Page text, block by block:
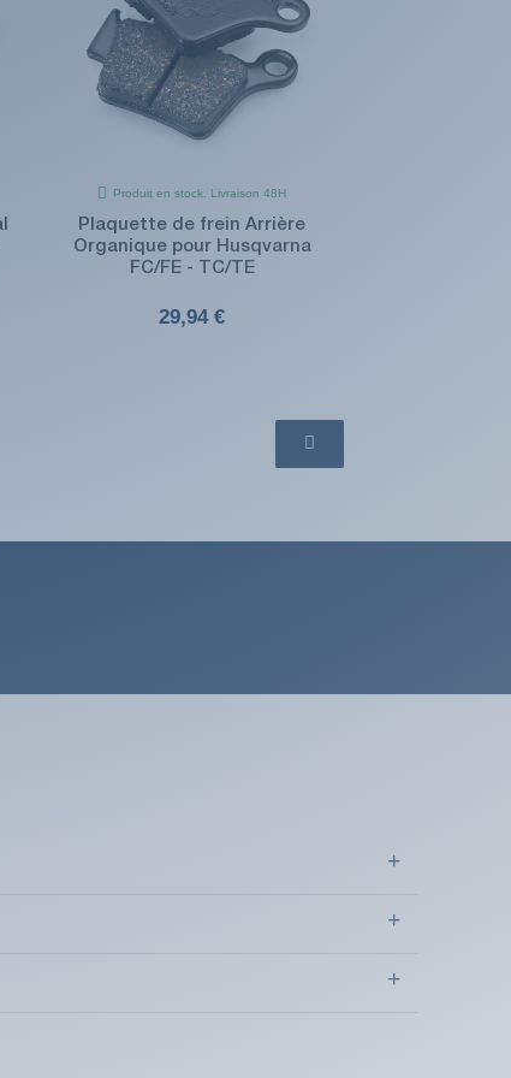
Produit en stock. Livraison 48H
Plaquette de frein Arrière
Organique pour Husqvarna
FC/FE - TC/TE
29,94 €